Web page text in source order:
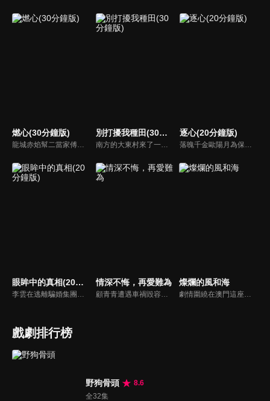
燃心(30分鐘版)
龍城赤焰幫二當家傅雲月不顧哥哥傅雲崢的阻攔，偽裝身分接近沈家少爺沈西澤，為母報仇刺殺沈家老爺沈文德時，竟發現其中隱藏著更深的秘密。
別打擾我種田(30分鐘版)
南方的大東村來了一位不速之客林現，他是林氏集團百億資產的唯一繼承人，在爺爺強勢壓迫下，家世顯赫的他空降莊家找到自己傳說中門當戶對的未婚妻，決定說服她自願解除婚約。
逐心(20分鐘版)
落魄千金歐陽月為保住洋行，查明父親死因，讓處心積慮接觸自己的秦霽風成為了自己的保鏢，對其日漸生情。與自己的青梅竹馬未婚夫梁嘉昊逐漸疏遠，正當兩人要攜手對抗黑暗時，不料真相揭開，兩人站在了對立面，一場虐心三角戀逐漸拉開帷幕...
眼眸中的真相(20分鐘版)
李雲在逃離騙婚集團後，決定加入閨蜜的公司重新開始。然而，閨蜜與公司總裁的親密關係讓她心生疑慮。更驚人的是，這位曾經的好友竟與騙婚集團的頭目保持著秘密聯繫…背叛與真相交織，身陷陰謀的李雲將如何在這場風暴中保全自己？
情深不悔，再愛難為
顧青青遭遇車禍毀容後，遭受嚴重的精神創傷，幸得被裴氏集團總裁裴謹卿搭救，並將她整容成了自己初戀情人沈曼青的外貌。其實裴謹卿搭救顧青青是為了追查當年沈曼青死亡的真相。顧青青接受裴謹卿的安排，並且在經過了一系列殘酷訓練後，以裴謹卿總裁秘書身份出現在眾人眼中...
燦爛的風和海
劇情圍繞在澳門這座摩登繁華與古樸市井交織的城市中的三場奇遇。性格張揚的藝廊策展人陳嘉慧，與來澳門格蘭披治大賽車參賽的車手韓俊豪相遇，開啟了一段速度與激情共存的浪漫愛情的故事。
戲劇排行榜
野狗骨頭
8.6
全32集